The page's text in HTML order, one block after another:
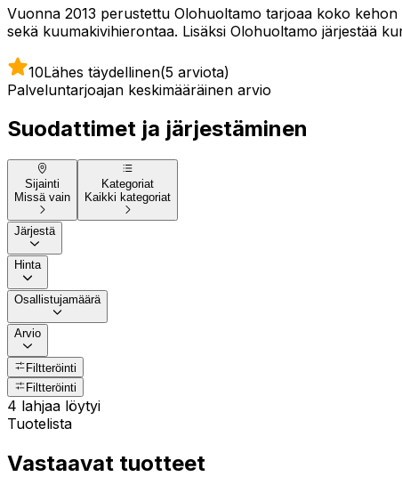
Vuonna 2013 perustettu Olohuoltamo tarjoaa koko
sekä kuumakivihierontaa. Lisäksi Olohuoltamo järjestää
10Lähes täydellinen(5 arviota)
Palveluntarjoajan keskimääräinen arvio
Suodattimet ja järjestäminen
Sijainti
Missä vain
Kategoriat
Kaikki kategoriat
Järjestä
Hinta
Osallistujamäärä
Arvio
Filtteröinti
Filtteröinti
4 lahjaa löytyi
Tuotelista
Vastaavat tuotteet